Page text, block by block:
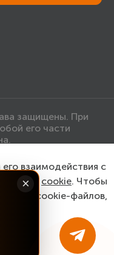
защищены. При
его части
данных
×
взаимодействия с
файлы cookie. Чтобы
cookie-файлов,